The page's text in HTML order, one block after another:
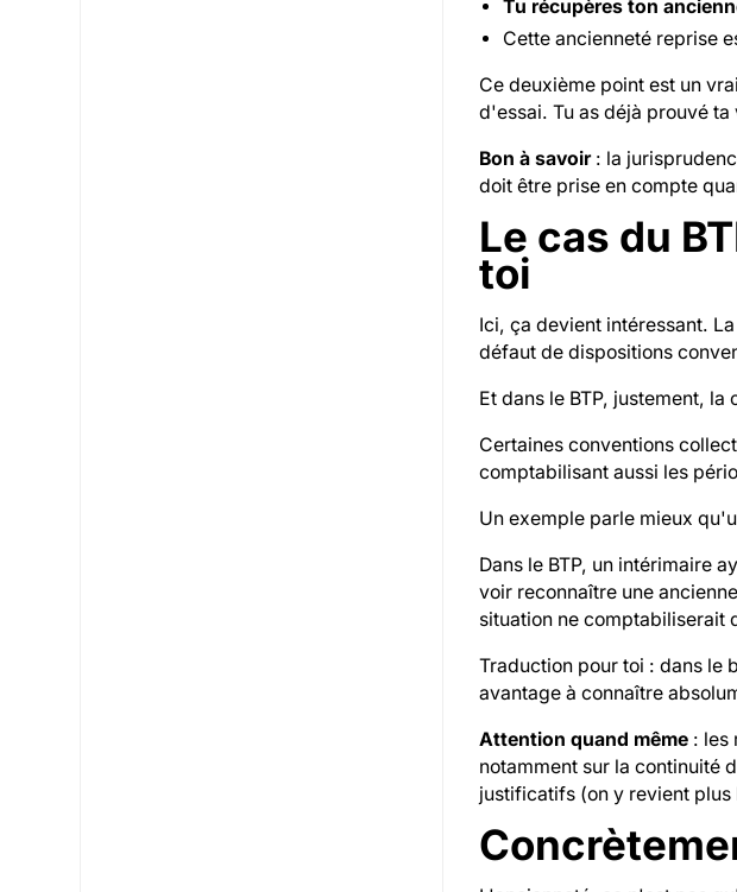
Tu récupères ton
Cette ancienneté reprise
Ce deuxième point est un
d'essai. Tu as déjà prouvé ta
Bon à savoir: la
doit être prise en compte
Le cas du
toi
Ici, ça devient intéressant.
défaut de dispositions
Et dans le BTP, justement,
Certaines conventions
comptabilisant aussi les
Un exemple parle mieux
Dans le BTP, un intérimaire
voir reconnaître une
situation ne comptabiliserait
Traduction pour toi : dans le
avantage à connaître
Attention quand même : les
notamment sur la continuité
justificatifs (on y revient plus